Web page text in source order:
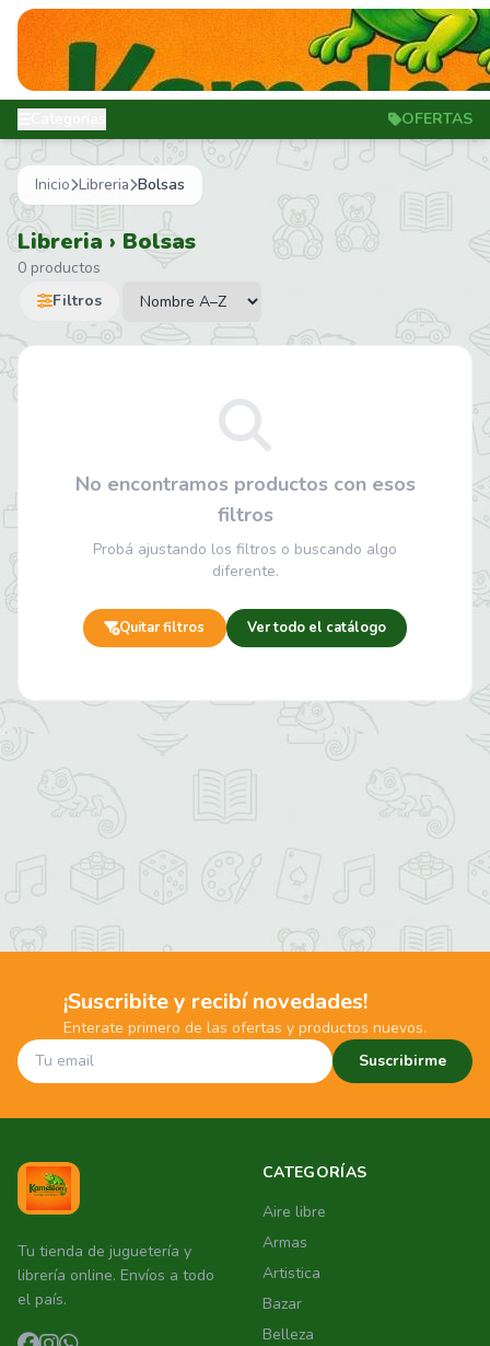
OFERTAS
Inicio Libreria Bolsas
Libreria › Bolsas
0 productos
Filtros
No encontramos productos con esos
filtros
Probá ajustando los filtros o buscando algo
diferente.
Quitar filtros Ver todo el catálogo
¡Suscribite y recibí novedades!
Enterate primero de las ofertas y productos nuevos.
Suscribirme
Tu tienda de juguetería y
librería online. Envíos a todo
el país.
CATEGORÍAS
Aire libre
Armas
Artistica
Bazar
Belleza